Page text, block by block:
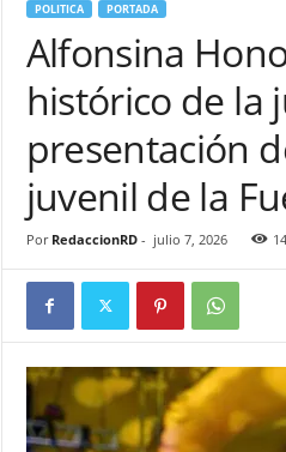
POLITICA PORTADA
Alfonsina
histórico de la
presentación
juvenil de la
Por RedaccionRD- julio 7, 2026